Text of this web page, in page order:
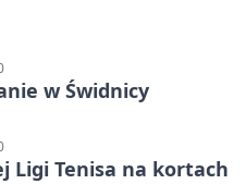
w Świdnicy
Ligi Tenisa na kortach